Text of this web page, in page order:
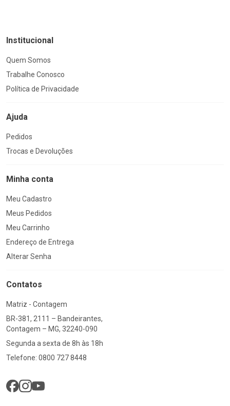
Institucional
Quem Somos
Trabalhe Conosco
Política de Privacidade
Ajuda
Pedidos
Trocas e Devoluções
Minha conta
Meu Cadastro
Meus Pedidos
Meu Carrinho
Endereço de Entrega
Alterar Senha
Contatos
Matriz - Contagem
BR-381, 2111 – Bandeirantes,
Contagem – MG, 32240-090
Segunda a sexta de 8h às 18h
Telefone: 0800 727 8448